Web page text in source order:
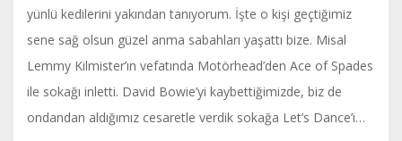
yünlü kedilerini yakından tanıyorum. İşte o kişi geçtiğimiz
sene sağ olsun güzel anma sabahları yaşattı bize. Misal
Lemmy Kilmister’ın vefatında Motörhead’den Ace of Spades
ile sokağı inletti. David Bowie’yi kaybettiğimizde, biz de
ondandan aldığımız cesaretle verdik sokağa Let’s Dance’i…